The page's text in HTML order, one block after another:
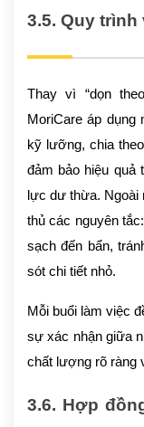
3.5. Quy
Thay vì “dọn
MoriCare áp
kỹ lưỡng, chia
đảm bảo hiệu quả
lực dư thừa. Ngoài
thủ các nguyên
sạch đến bẩn,
sót chi tiết nhỏ.
Mỗi buổi làm việc
sự xác nhận giữa
chất lượng rõ ràng
3.6. Hợp